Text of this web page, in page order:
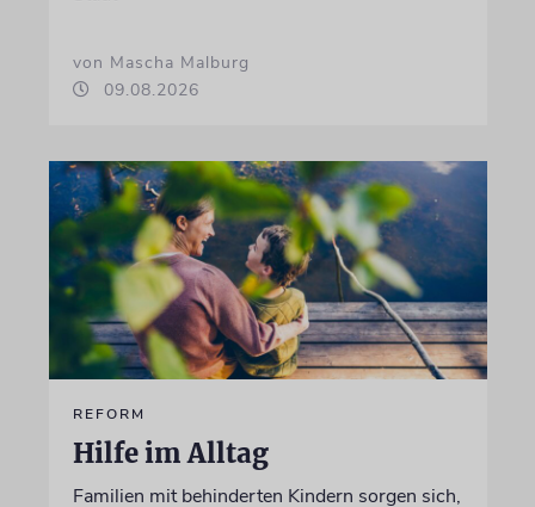
von Mascha Malburg
09.08.2026
REFORM
Hilfe im Alltag
Familien mit behinderten Kindern sorgen sich,